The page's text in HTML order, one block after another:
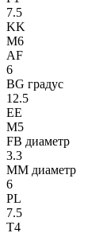
7.5
KK
M6
AF
6
BG градус
12.5
EE
M5
FB диаметр
3.3
MM диаметр
6
PL
7.5
T4